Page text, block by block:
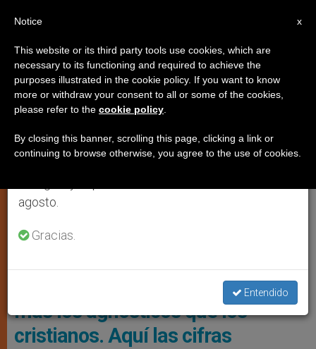
IGLESIA LOCAL
En El 2024, La Iglesia Evangélica Y La Católica Registraron Igual
Alemania: por primera vez son
más los agnósticos que los
cristianos. Aquí las cifras
×
Aviso importante
Del 27 de julio al 7 de agosto haremos la pausa
anual, aprovechando que en el periodo de verano
se generan menos informaciones y también el
agosto.
Gracias.
Entendido
x
Notice
This website or its third party tools use cookies, which are
necessary to its functioning and required to achieve the
purposes illustrated in the cookie policy. If you want to know
more or withdraw your consent to all or some of the cookies,
please refer to the cookie policy
By closing this banner, scrolling this page, clicking a link or
continuing to browse otherwise, you agree to the use of cookies.